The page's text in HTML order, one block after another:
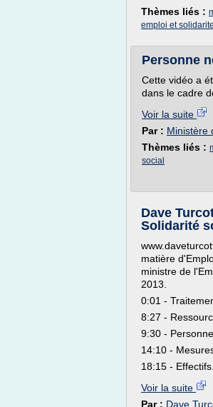
Thèmes liés :
emploi et
Personne
Cette vidéo a
dans le cadre
Voir la suite
Par : Ministère
Thèmes liés :
social
Dave
Solidarité
matière
ministre de
2013.
0:01 -
8:27 -
9:30 -
14:10 -
18:15 -
Voir la suite
Par : Dave